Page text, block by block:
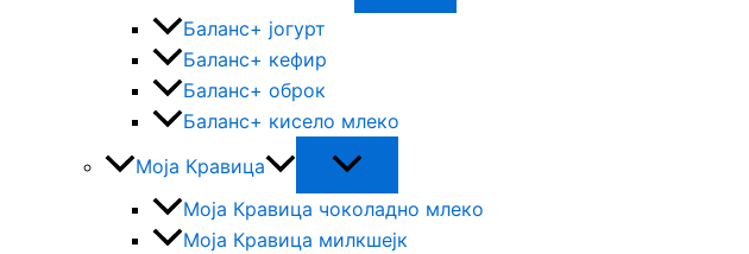
Баланс+ јогурт
Баланс+ кефир
Баланс+ оброк
Баланс+ кисело млеко
Моја Кравица
Моја Кравица чоколадно млеко
Моја Кравица милкшејк